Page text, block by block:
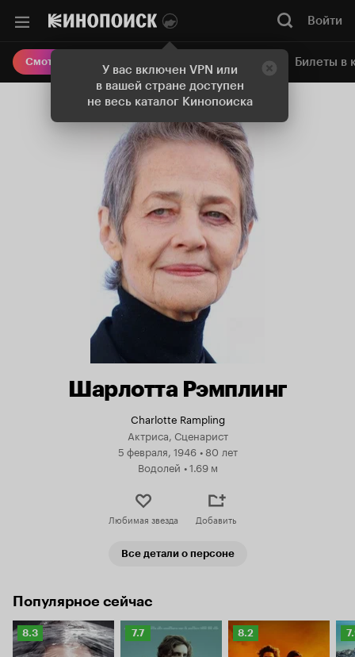
У вас включен VPN или
в вашей стране доступен
не весь каталог Кинопоиска
Войти
Смотреть кино Онлайн-кинотеатр Билеты в
Шарлотта Рэмплинг
Charlotte Rampling
Актриса, Сценарист
5 февраля, 1946 • 80 лет
Водолей •1.69 м
Любимая звезда Добавить
Все детали о персоне
Популярное сейчас
Рейтинг
Кинопоиска
8.3
Рейтинг
Кинопоиска
7.7
Рейтинг
Кинопоиска
8.2